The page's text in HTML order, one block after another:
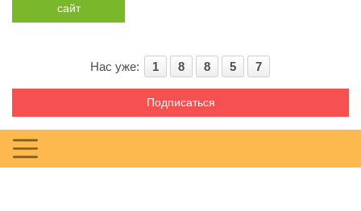
сайт
Нас уже: 1 8 8 5 7
Подписаться